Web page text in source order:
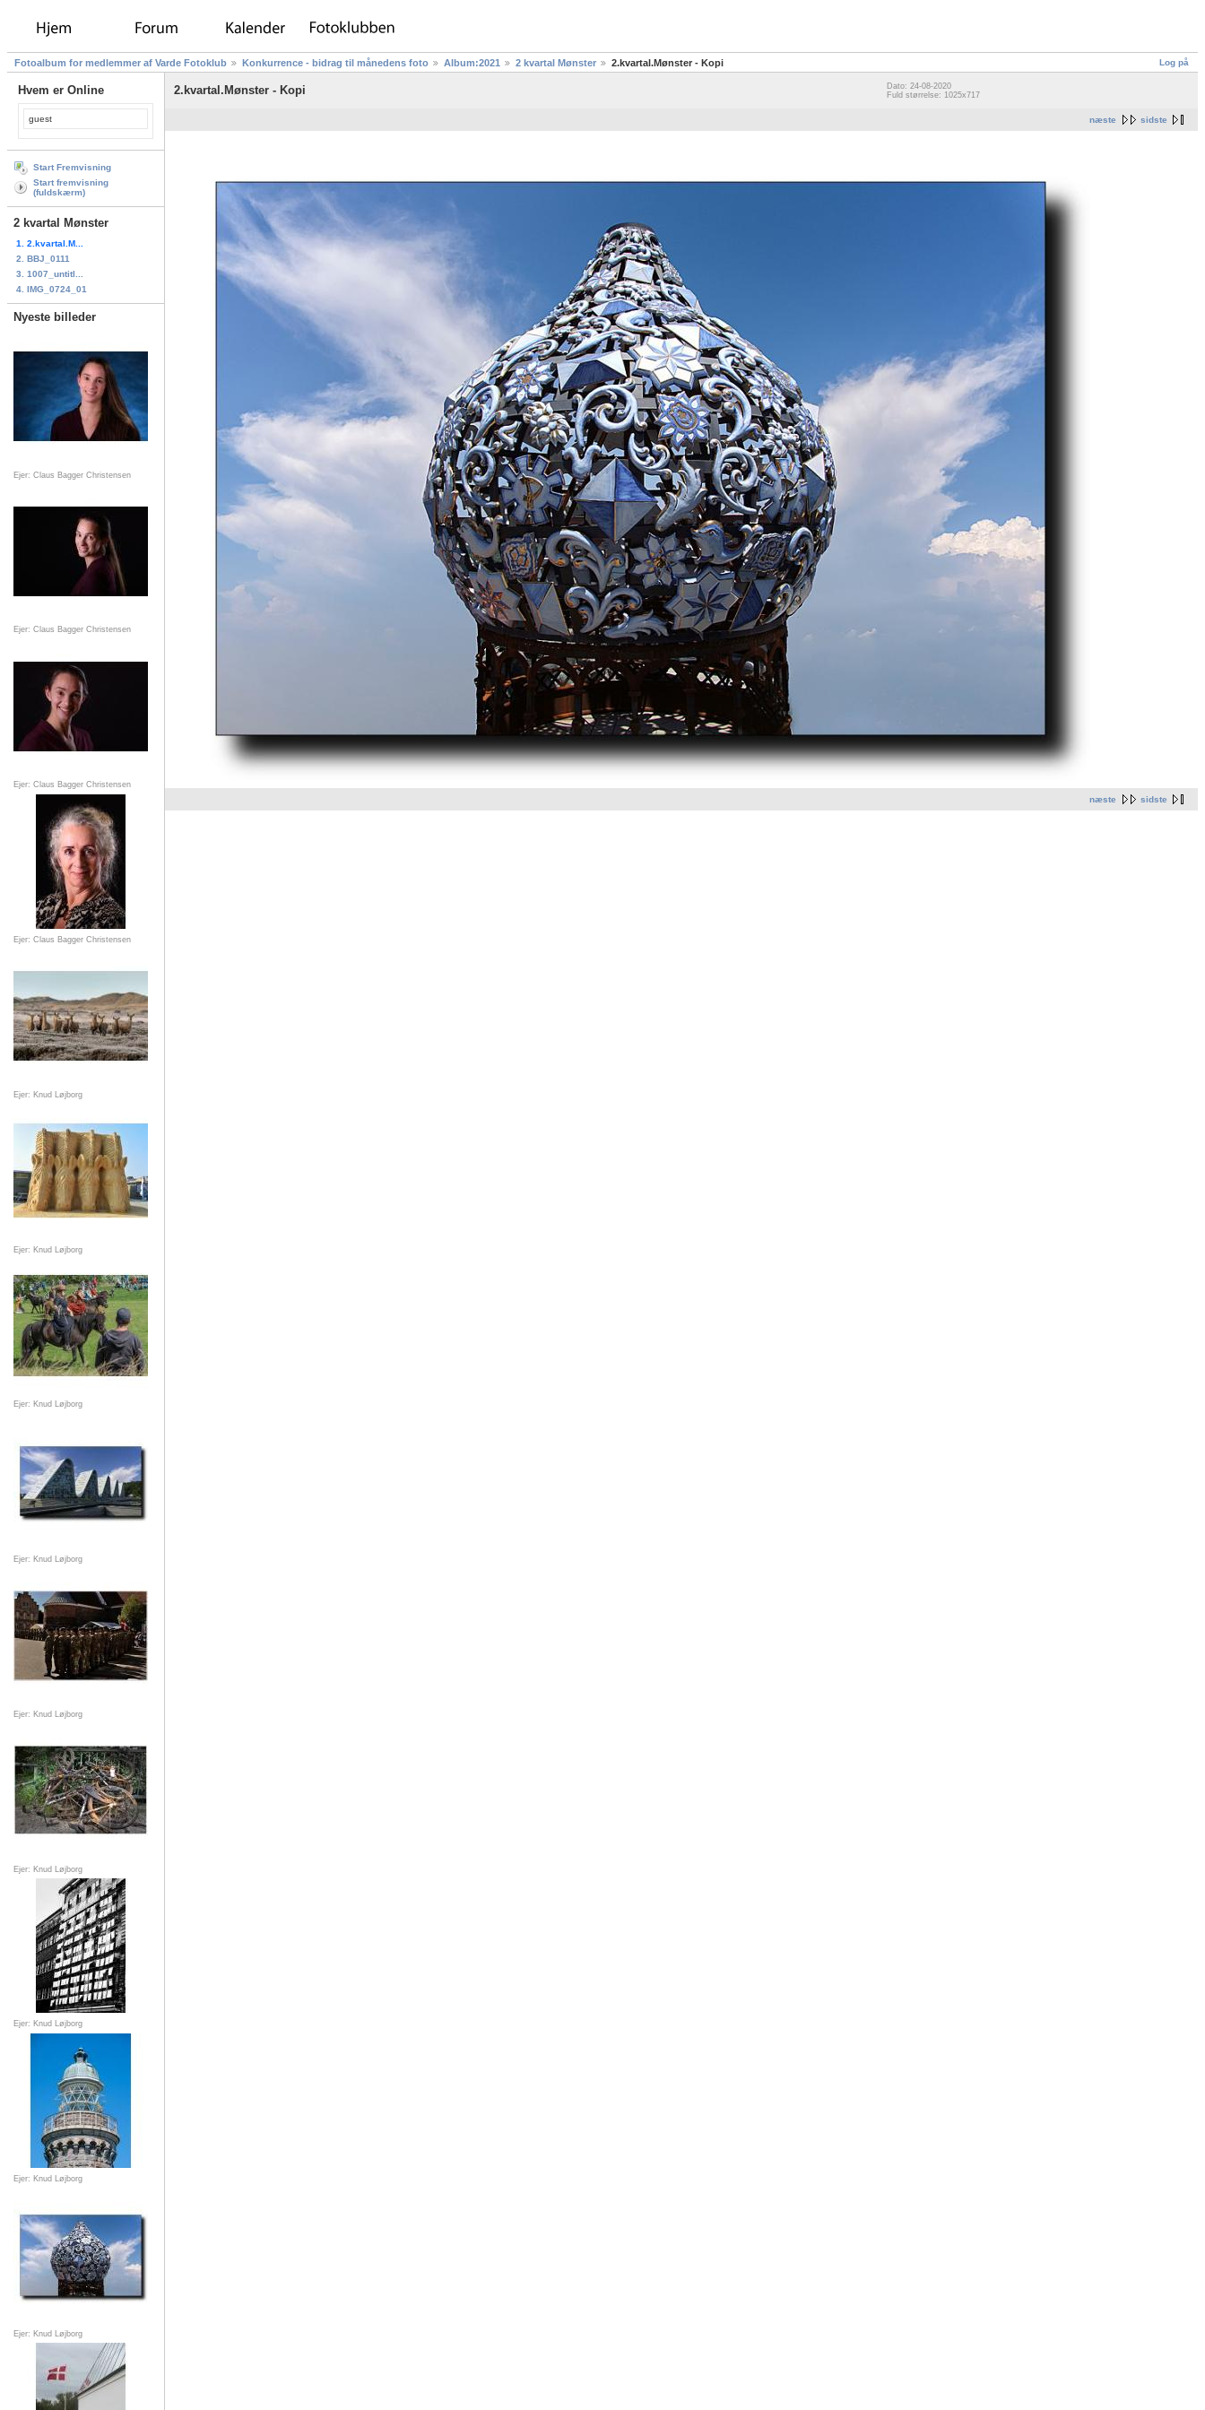
Log på
Fotoalbum for medlemmer af Varde Fotoklub Konkurrence - bidrag til månedens foto Album:2021 2 kvartal Mønster 2.kvartal.Mønster - Kopi
Hvem er Online
guest
Start Fremvisning
Start fremvisning
(fuldskærm)
2 kvartal Mønster
1. 2.kvartal.M...
2. BBJ_0111
3. 1007_untitl...
4. IMG_0724_01
Nyeste billeder
Ejer: Claus Bagger Christensen
Ejer: Claus Bagger Christensen
Ejer: Claus Bagger Christensen
Ejer: Claus Bagger Christensen
Ejer: Knud Løjborg
Ejer: Knud Løjborg
Ejer: Knud Løjborg
Ejer: Knud Løjborg
Ejer: Knud Løjborg
Ejer: Knud Løjborg
Ejer: Knud Løjborg
Ejer: Knud Løjborg
Ejer: Knud Løjborg
2.kvartal.Mønster - Kopi
Dato: 24-08-2020
Fuld størrelse: 1025x717
næste sidste
næste sidste